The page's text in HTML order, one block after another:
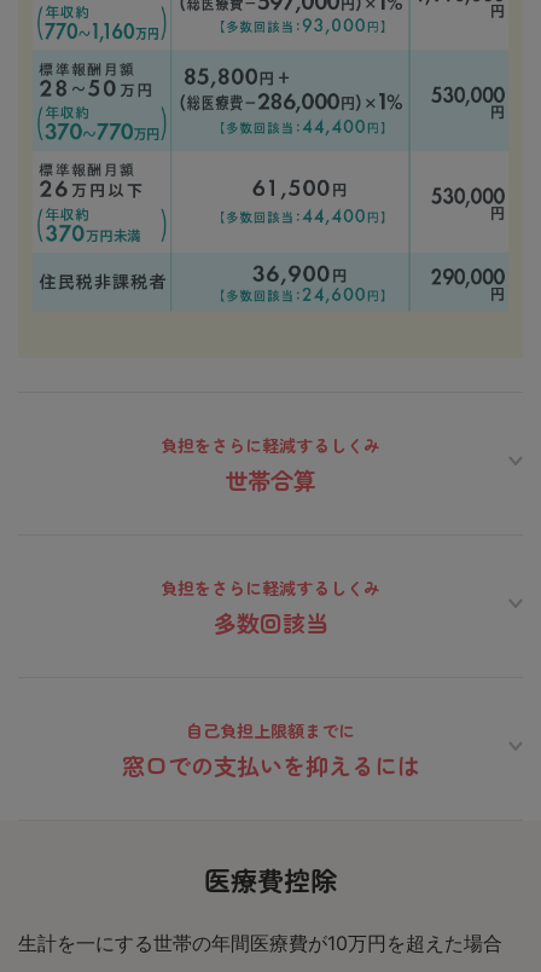
負担をさらに軽減するしくみ
世帯合算
負担をさらに軽減するしくみ
多数回該当
自己負担上限額までに
窓口での支払いを抑えるには
医療費控除
生計を一にする世帯の年間医療費が10万円を超えた場合